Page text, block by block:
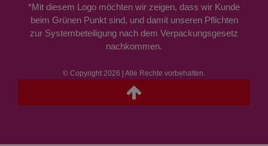
*Mit diesem Logo möchten wir zeigen, dass wir Kunde
beim Grünen Punkt sind, und damit unseren Pflichten
zur Systembeteiligung nach dem Verpackungsgesetz
nachkommen.
© Copyright 2026 | Alle Rechte vorbehalten.